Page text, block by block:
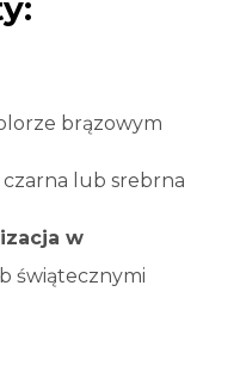
brązowym
czarna lub srebrna
w
świątecznymi